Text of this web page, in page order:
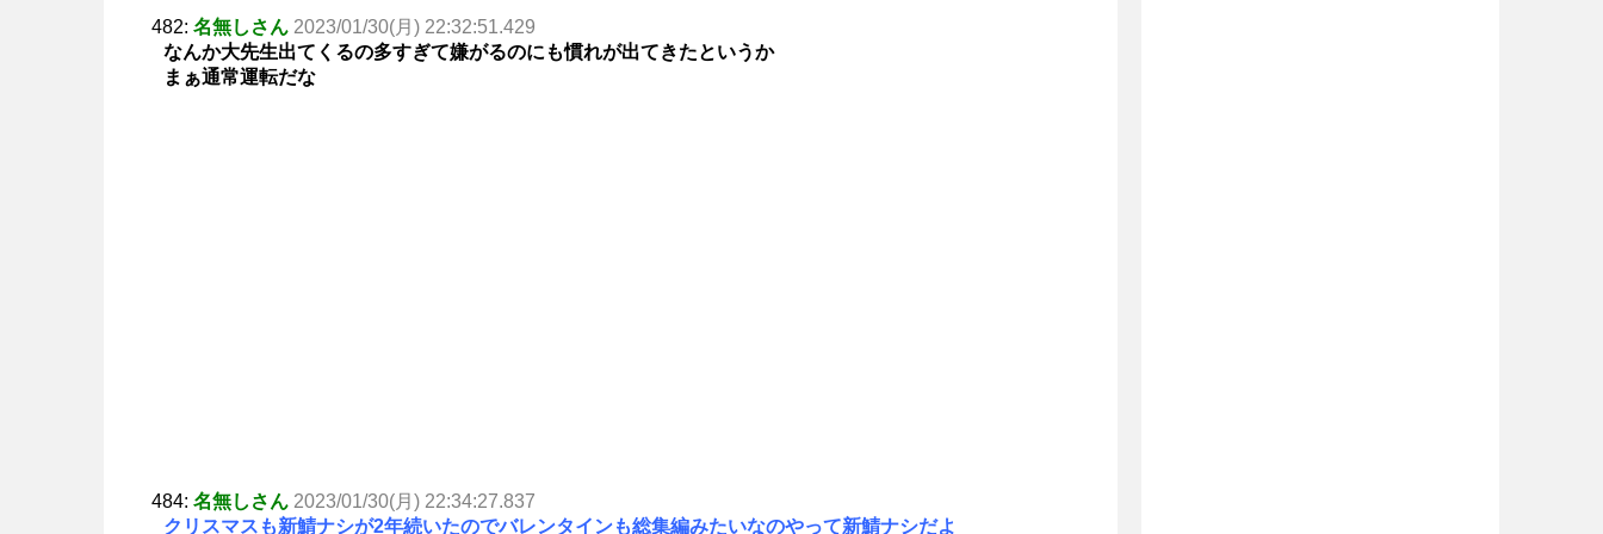
482: 名無しさん 2023/01/30(月) 22:32:51.429
なんか大先生出てくるの多すぎて嫌がるのにも慣れが出てきたというか
まぁ通常運転だな
484: 名無しさん 2023/01/30(月) 22:34:27.837
クリスマスも新鯖ナシが2年続いたのでバレンタインも総集編みたいなのやって新鯖ナシだよ